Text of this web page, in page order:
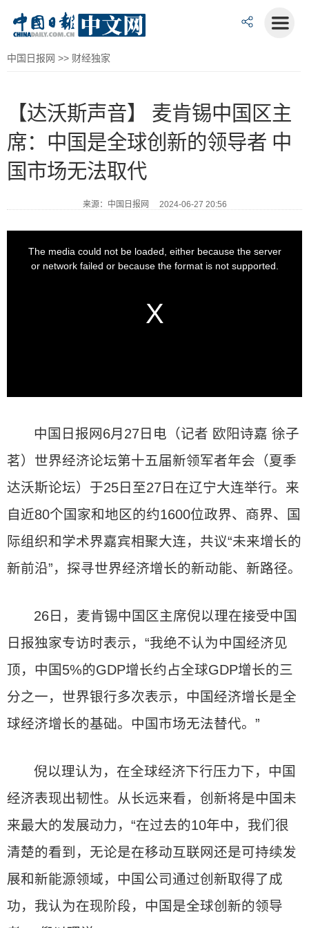
中国日报网 >> 财经独家
【达沃斯声音】 麦肯锡中国区主
席：中国是全球创新的领导者 中
国市场无法取代
来源：中国日报网 2024-06-27 20:56
中国日报网6月27日电（记者 欧阳诗嘉 徐子
茗）世界经济论坛第十五届新领军者年会（夏季
达沃斯论坛）于25日至27日在辽宁大连举行。来
自近80个国家和地区的约1600位政界、商界、国
际组织和学术界嘉宾相聚大连，共议“未来增长的
新前沿”，探寻世界经济增长的新动能、新路径。
26日，麦肯锡中国区主席倪以理在接受中国
日报独家专访时表示，“我绝不认为中国经济见
顶，中国5%的GDP增长约占全球GDP增长的三
分之一，世界银行多次表示，中国经济增长是全
球经济增长的基础。中国市场无法替代。”
倪以理认为，在全球经济下行压力下，中国
经济表现出韧性。从长远来看，创新将是中国未
来最大的发展动力，“在过去的10年中，我们很
清楚的看到，无论是在移动互联网还是可持续发
展和新能源领域，中国公司通过创新取得了成
功，我认为在现阶段，中国是全球创新的领导